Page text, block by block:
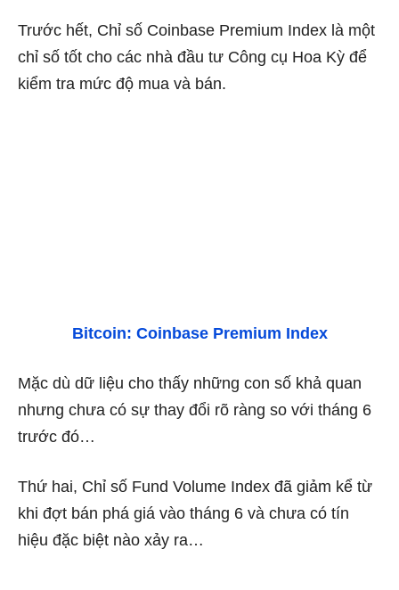
Trước hết, Chỉ số Coinbase Premium Index là một
chỉ số tốt cho các nhà đầu tư Công cụ Hoa Kỳ để
kiểm tra mức độ mua và bán.
Bitcoin: Coinbase Premium Index
Mặc dù dữ liệu cho thấy những con số khả quan
nhưng chưa có sự thay đổi rõ ràng so với tháng 6
trước đó…
Thứ hai, Chỉ số Fund Volume Index đã giảm kể từ
khi đợt bán phá giá vào tháng 6 và chưa có tín
hiệu đặc biệt nào xảy ra…